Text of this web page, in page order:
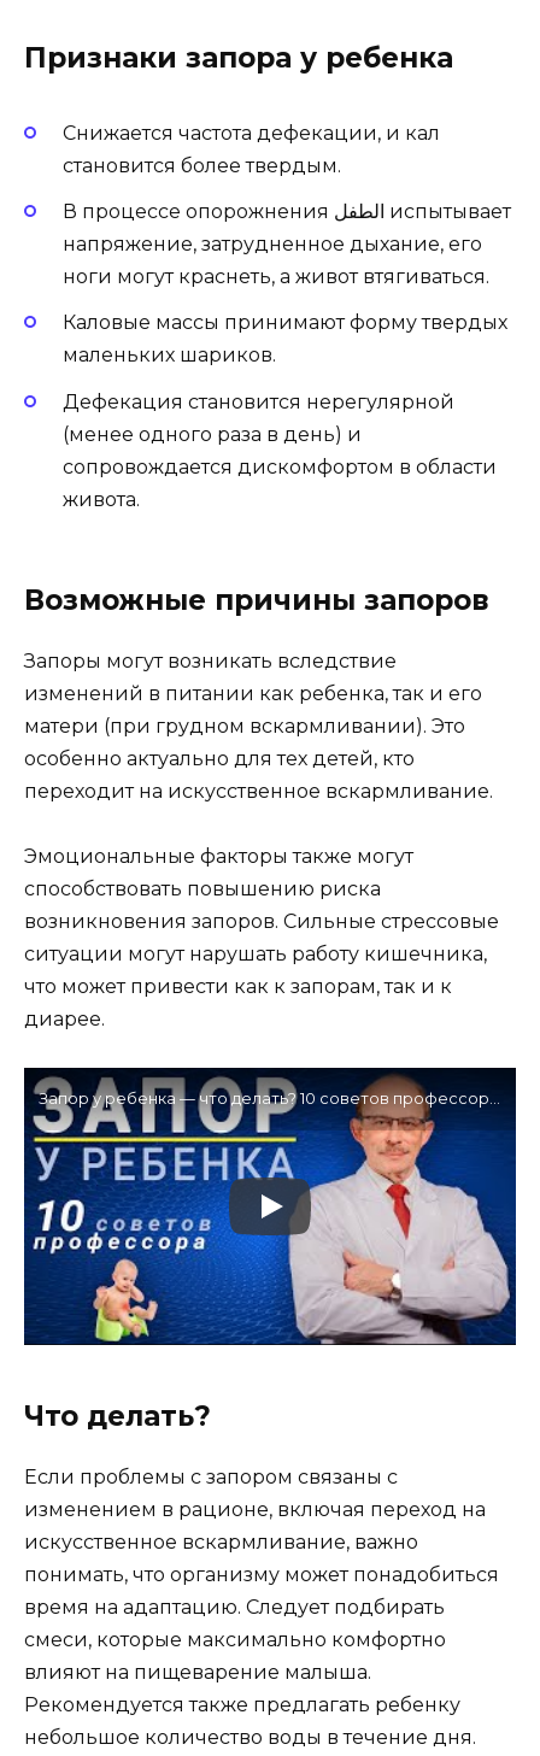
Признаки запора у ребенка
Снижается частота дефекации, и кал
становится более твердым.
В процессе опорожнения الطفل испытывает
напряжение, затрудненное дыхание, его
ноги могут краснеть, а живот втягиваться.
Каловые массы принимают форму твердых
маленьких шариков.
Дефекация становится нерегулярной
(менее одного раза в день) и
сопровождается дискомфортом в области
живота.
Возможные причины запоров
Запоры могут возникать вследствие
изменений в питании как ребенка, так и его
матери (при грудном вскармливании). Это
особенно актуально для тех детей, кто
переходит на искусственное вскармливание.
Эмоциональные факторы также могут
способствовать повышению риска
возникновения запоров. Сильные стрессовые
ситуации могут нарушать работу кишечника,
что может привести как к запорам, так и к
диарее.
Запор у ребенка — что делать? 10 советов профессора как лечить запор у детей в домашних условиях
Что делать?
Если проблемы с запором связаны с
изменением в рационе, включая переход на
искусственное вскармливание, важно
понимать, что организму может понадобиться
время на адаптацию. Следует подбирать
смеси, которые максимально комфортно
влияют на пищеварение малыша.
Рекомендуется также предлагать ребенку
небольшое количество воды в течение дня.